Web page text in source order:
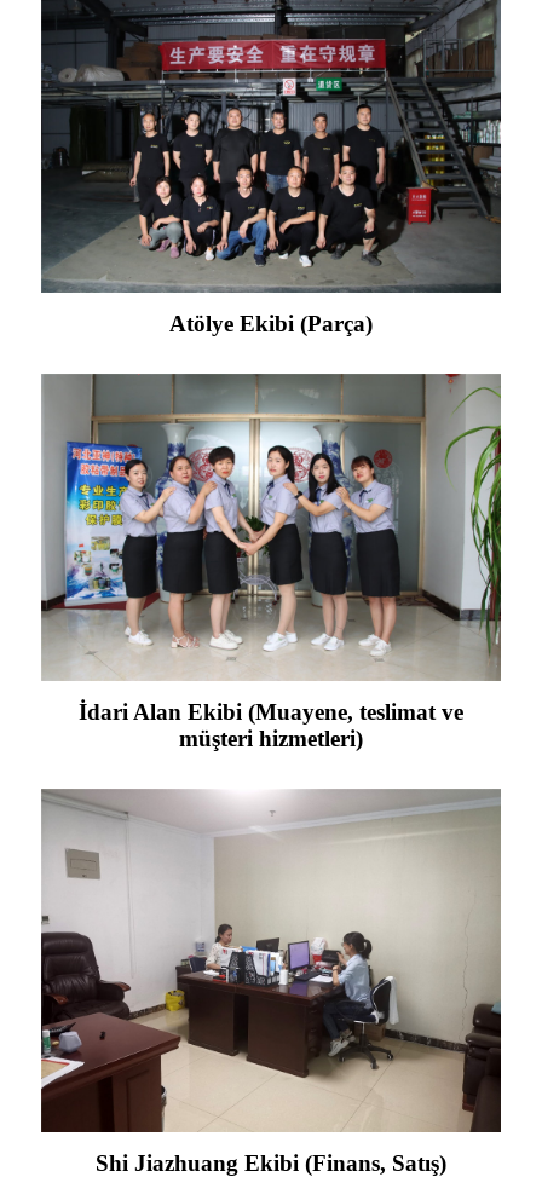
Atölye Ekibi (Parça)
İdari Alan Ekibi (Muayene, teslimat ve
müşteri hizmetleri)
Shi Jiazhuang Ekibi (Finans, Satış)